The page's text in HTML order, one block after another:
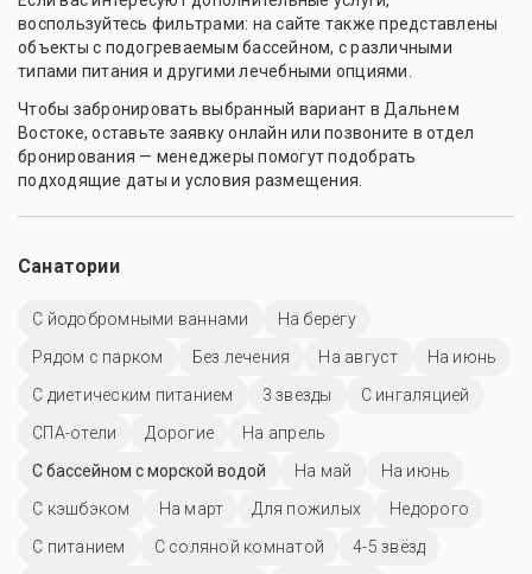
воспользуйтесь фильтрами: на сайте также представлены
объекты с подогреваемым бассейном, с различными
типами питания и другими лечебными опциями.
Чтобы забронировать выбранный вариант в Дальнем
Востоке, оставьте заявку онлайн или позвоните в отдел
бронирования — менеджеры помогут подобрать
подходящие даты и условия размещения.
Санатории
С йодобромными ваннами
На берегу
Рядом с парком
Без лечения На август
На июнь
С диетическим питанием
3 звезды
С ингаляцией
СПА-отели
Дорогие
На апрель
С бассейном с морской водой
На май
На июнь
С кэшбэком
На март Для пожилых
Недорого
С питанием
С соляной комнатой
4-5 звёзд